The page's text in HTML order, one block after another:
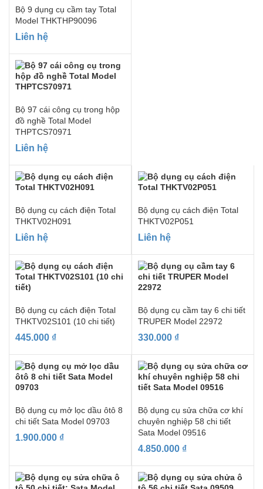
Bộ 9 dụng cụ cầm tay Total
Model THKTHP90096
Liên hệ
Bộ 97 cái công cụ trong hộp
đồ nghề Total Model
THPTCS70971
Liên hệ
Bộ dụng cụ cách điện Total
THKTV02H091
Liên hệ
Bộ dụng cụ cách điện Total
THKTV02P051
Liên hệ
Bộ dụng cụ cách điện Total
THKTV02S101 (10 chi tiết)
445.000 ₫
Bộ dụng cụ cầm tay 6 chi tiết
TRUPER Model 22972
330.000 ₫
Bộ dụng cụ mở lọc dầu ôtô 8
chi tiết Sata Model 09703
1.900.000 ₫
Bộ dụng cụ sửa chữa cơ khí
chuyên nghiệp 58 chi tiết
Sata Model 09516
4.850.000 ₫